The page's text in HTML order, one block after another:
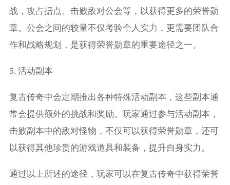
战，攻占据点、击败敌对公会等，以获得更多的荣誉勋
章。公会之间的较量不仅考验个人实力，更需要团队合
作和战略规划，是获得荣誉勋章的重要途径之一。
5. 活动副本
复古传奇中会定期推出各种特殊活动副本，这些副本通
常会提供额外的挑战和奖励。玩家通过参与活动副本，
击败副本中的敌对怪物，不仅可以获得荣誉勋章，还可
以获得其他珍贵的游戏道具和装备，提升自身实力。
通过以上所述的途径，玩家可以在复古传奇中获得荣誉